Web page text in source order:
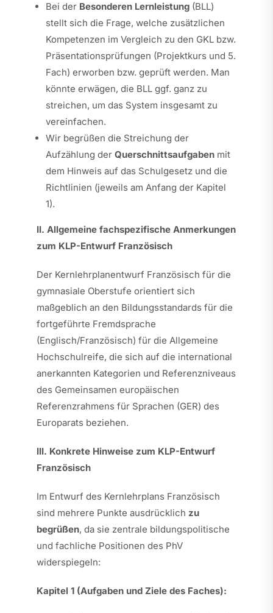
Bei der Besonderen Lernleistung (BLL)
stellt sich die Frage, welche zusätzlichen
Kompetenzen im Vergleich zu den GKL bzw.
Präsentationsprüfungen (Projektkurs und 5.
Fach) erworben bzw. geprüft werden. Man
könnte erwägen, die BLL ggf. ganz zu
streichen, um das System insgesamt zu
vereinfachen.
Wir begrüßen die Streichung der
Aufzählung der Querschnittsaufgabenmit
dem Hinweis auf das Schulgesetz und die
Richtlinien (jeweils am Anfang der Kapitel
1).
II. Allgemeine fachspezifische Anmerkungen
zum KLP-Entwurf Französisch
Der Kernlehrplanentwurf Französisch für die
gymnasiale Oberstufe orientiert sich
maßgeblich an den Bildungsstandards für die
fortgeführte Fremdsprache
(Englisch/Französisch) für die Allgemeine
Hochschulreife, die sich auf die international
anerkannten Kategorien und Referenzniveaus
des Gemeinsamen europäischen
Referenzrahmens für Sprachen (GER) des
Europarats beziehen.
III. Konkrete Hinweise zum KLP-Entwurf
Französisch
Im Entwurf des Kernlehrplans Französisch
sind mehrere Punkte ausdrücklich zu
begrüßen, da sie zentrale bildungspolitische
und fachliche Positionen des PhV
widerspiegeln:
Kapitel 1 (Aufgaben und Ziele des Faches):